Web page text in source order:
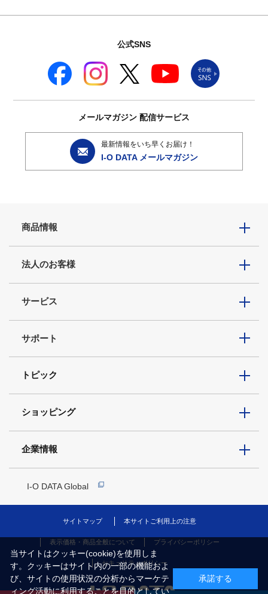
公式SNS
メールマガジン 配信サービス
最新情報をいち早くお届け！
I-O DATA メールマガジン
商品情報
法人のお客様
サービス
サポート
トピック
ショッピング
企業情報
I-O DATA Global
サイトマップ 本サイトご利用上の注意
表示価格・商品全般について プライバシーポリシー
セキュリティポリシー
当サイトはクッキー(cookie)を使用しま
す。クッキーはサイト内の一部の機能およ
び、サイトの使用状況の分析からマーケテ
ィング活動に利用することを目的としてい
承諾する